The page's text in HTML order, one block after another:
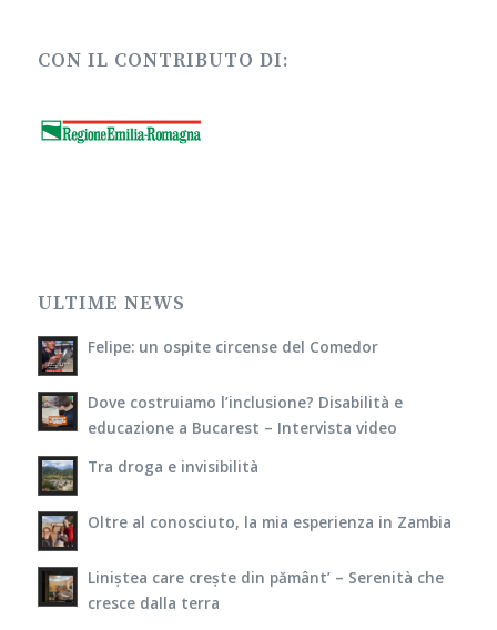
CON IL CONTRIBUTO DI:
ULTIME NEWS
Felipe: un ospite circense del Comedor
Dove costruiamo l’inclusione? Disabilità e
educazione a Bucarest – Intervista video
Tra droga e invisibilità
Oltre al conosciuto, la mia esperienza in Zambia
Liniștea care crește din pământ’ – Serenità che
cresce dalla terra